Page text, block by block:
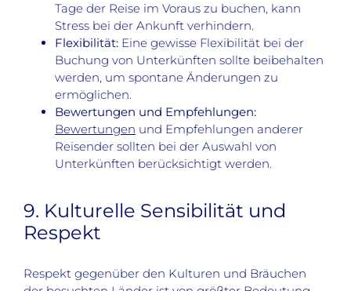
Tage der Reise im Voraus zu buchen, kann
Stress bei der Ankunft verhindern.
Flexibilität:Eine gewisse Flexibilität bei der
Buchung von Unterkünften sollte beibehalten
werden, um spontane Änderungen zu
ermöglichen.
Bewertungen und Empfehlungen:
Bewertungen und Empfehlungen anderer
Reisender sollten bei der Auswahl von
Unterkünften berücksichtigt werden.
9. Kulturelle Sensibilität und
Respekt
Respekt gegenüber den Kulturen und Bräuchen